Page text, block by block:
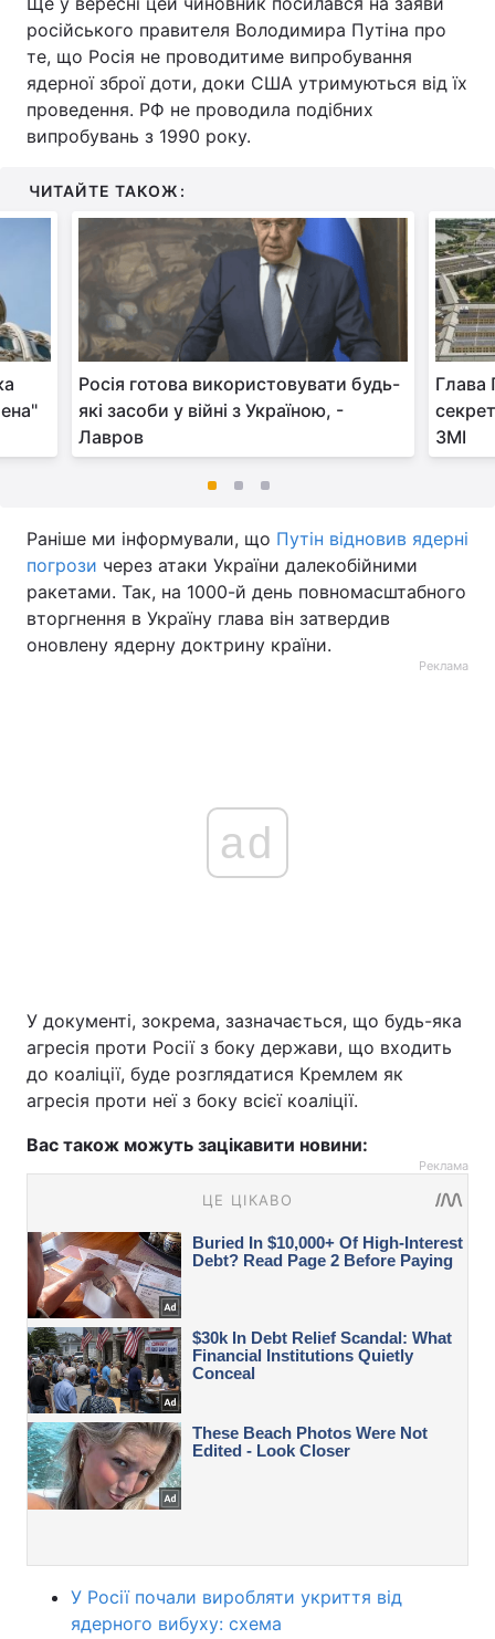
російського правителя Володимира Путіна про
те, що Росія не проводитиме випробування
ядерної зброї доти, доки США утримуються від їх
проведення. РФ не проводила подібних
випробувань з 1990 року.
ЧИТАЙТЕ ТАКОЖ:
Росія готова використовувати будь-
які засоби у війні з Україною, -
Лавров
Глава
ЗМІ
Раніше ми інформували, що Путін відновив ядерні
погрози через атаки України далекобійними
ракетами. Так, на 1000-й день повномасштабного
вторгнення в Україну глава він затвердив
оновлену ядерну доктрину країни.
Реклама
ad
У документі, зокрема, зазначається, що будь-яка
агресія проти Росії з боку держави, що входить
до коаліції, буде розглядатися Кремлем як
агресія проти неї з боку всієї коаліції.
Вас також можуть зацікавити новини:
Реклама
У Росії почали виробляти укриття від
ядерного вибуху: схема